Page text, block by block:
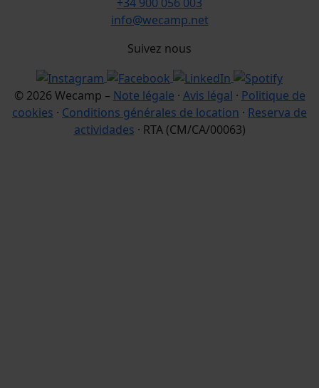
+34 900 056 003
info@wecamp.net
Suivez nous
© 2026 Wecamp – Note légale · Avis légal · Politique de
cookies · Conditions générales de location · Reserva de
actividades · RTA (CM/CA/00063)